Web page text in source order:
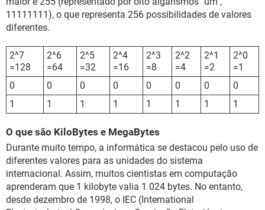
11111111), o que representa 256 possibilidades de valores
diferentes.
2^7
=128
2^6
=64
2^5
=32
2^4
=16
2^3
=8
2^2
=4
2^1
=2
2^0
=1
0
0 0 0 0 0 0
0
1
1 1 1 1 1 1 1
O que são KiloBytes e MegaBytes
Durante muito tempo, a informática se destacou pelo uso de
diferentes valores para as unidades do sistema
internacional. Assim, muitos cientistas em computação
aprenderam que 1 kilobyte valia 1 024 bytes. No entanto,
desde dezembro de 1998, o IEC (International